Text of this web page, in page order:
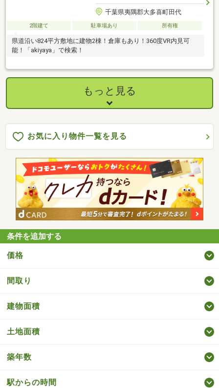
千葉県夷隅郡大多喜町田代
2階建て 駐車場あり 所有権
県道沿い824平方敷地に建物2棟！倉庫もあり！360度VR内見可
能！「akiyaya」で検索！
もっと見る
お気に入り物件一覧を見る
条件を追加する
価格
間取り
建物面積
土地面積
築年数
駅からの時間